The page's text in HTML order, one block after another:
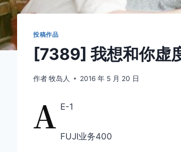
投稿作品
[7389] 我想和你虚
作者牧岛人 2016 年 5 月 20 日
A E-1
FUJI业务400